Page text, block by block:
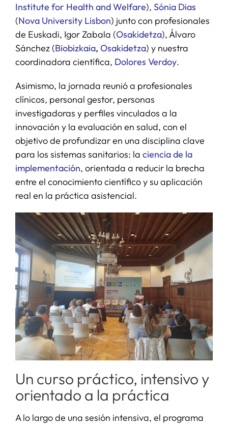
Institute for Health and Welfare), Sónia Dias
(Nova University Lisbon) junto con profesionales
de Euskadi, Igor Zabala (Osakidetza), Álvaro
Sánchez (Biobizkaia, Osakidetza) y nuestra
coordinadora científica, Dolores Verdoy.
Asimismo, la jornada reunió a profesionales
clínicos, personal gestor, personas
investigadoras y perfiles vinculados a la
innovación y la evaluación en salud, con el
objetivo de profundizar en una disciplina clave
para los sistemas sanitarios: la ciencia de la
implementación, orientada a reducir la brecha
entre el conocimiento científico y su aplicación
real en la práctica asistencial.
Un curso práctico, intensivo y
orientado a la práctica
A lo largo de una sesión intensiva, el programa